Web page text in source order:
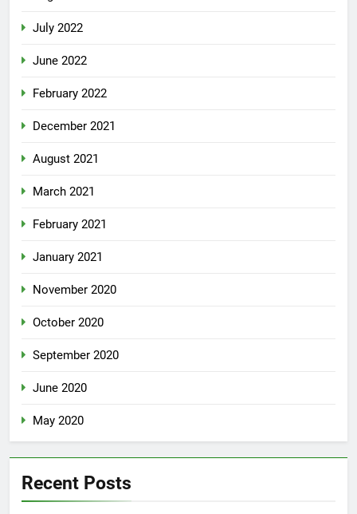
July 2022
June 2022
February 2022
December 2021
August 2021
March 2021
February 2021
January 2021
November 2020
October 2020
September 2020
June 2020
May 2020
Recent Posts